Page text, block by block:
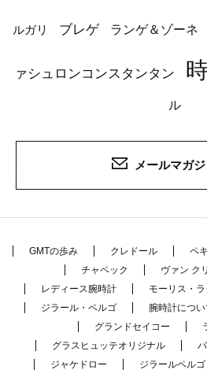
ルガリ ブレゲ ランゲ＆ゾーネ
ァシュロンコンスタンタン
ル
メールマガ
GMTの歩み クレドール
ペ
チャペック
ヴァン ク
レディース腕時計
モーリス・
ジラール・ペルゴ
腕時計につ
グランドセイコー
グラスヒュッテオリジナル
ジャケドロー
ジラールペルゴ